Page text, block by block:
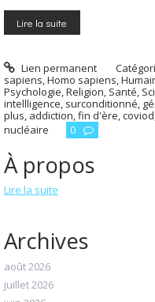
Lire la suite
Lien permanent
sapiens,Homo sapiens,
Psychologie,Religion, Santé,
intellligence, surconditionné,
plus, addiction,fin d'ère,coviod
nucléaire
0
À propos
Lire la suite
Archives
août 2026
juillet 2026